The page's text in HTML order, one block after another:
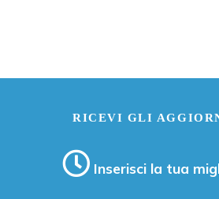
RICEVI GLI
Inserisci la tua